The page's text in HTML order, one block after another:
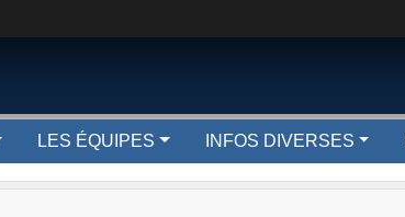
LES ÉQUIPES INFOS DIVERSES